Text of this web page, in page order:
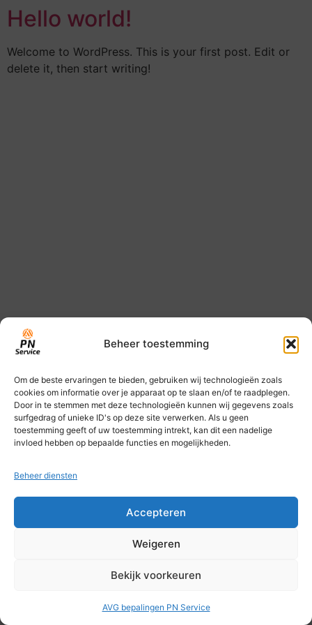
Beheer toestemming
Om de beste ervaringen te bieden, gebruiken wij technologieën zoals
cookies om informatie over je apparaat op te slaan en/of te raadplegen.
Door in te stemmen met deze technologieën kunnen wij gegevens zoals
surfgedrag of unieke ID's op deze site verwerken. Als u geen
toestemming geeft of uw toestemming intrekt, kan dit een nadelige
invloed hebben op bepaalde functies en mogelijkheden.
Beheer diensten
Accepteren
Weigeren
Bekijk voorkeuren
AVG bepalingen PN Service
Ga
naar
de
inhoud
Hello world!
Welcome to WordPress. This is your first post. Edit or
delete it, then start writing!